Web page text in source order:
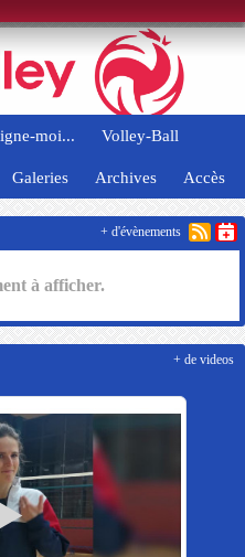
moi... Volley-Ball
Galeries Archives Accès
à afficher.
+ d'évènements
+ de videos